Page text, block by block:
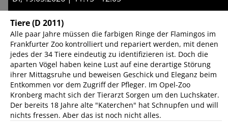
Tiere(D 2011)
Alle paar Jahre müssen die farbigen Ringe der Flamingos im
Frankfurter Zoo kontrolliert und repariert werden, mit denen
jedes der 34 Tiere eindeutig zu identifizieren ist. Doch die
aparten Vögel haben keine Lust auf eine derartige Störung
ihrer Mittagsruhe und beweisen Geschick und Eleganz beim
Entkommen vor dem Zugriff der Pfleger. Im Opel-Zoo
Kronberg macht sich der Tierarzt Sorgen um den Luchskater.
Der bereits 18 Jahre alte "Katerchen" hat Schnupfen und will
nichts fressen. Aber das ist noch nicht alles.